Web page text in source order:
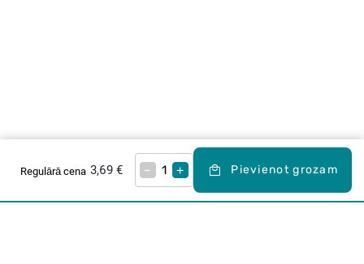
Regulārā cena 3,69 € – + Pievienot grozam